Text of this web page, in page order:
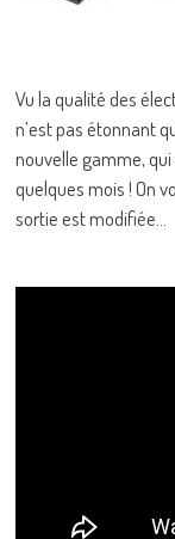
Vu la qualité des
n’est pas étonnant
nouvelle gamme,
quelques mois ! On
sortie est modifiée…